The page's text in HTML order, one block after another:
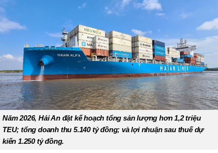
Năm 2026, Hải An đặt kế hoạch tổng sản lượng hơn 1,2 triệu
TEU; tổng doanh thu 5.140 tỷ đồng; và lợi nhuận sau thuế dự
kiến 1.250 tỷ đồng.